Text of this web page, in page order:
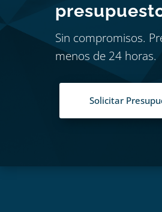
Sin compromisos.
menos de 24 horas.
Solicitar